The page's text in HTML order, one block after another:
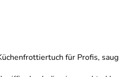
für Profis,